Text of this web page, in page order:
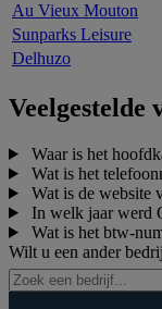
Au Vieux Mouton
Sunparks Leisure
Delhuzo
Veelgestelde
Waar is het
Wat is het
Wat is de website
In welk jaar werd
Wat is het
Wilt u een ander